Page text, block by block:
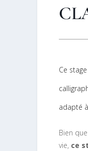
Ce
adapté
Bien que
vie, ce